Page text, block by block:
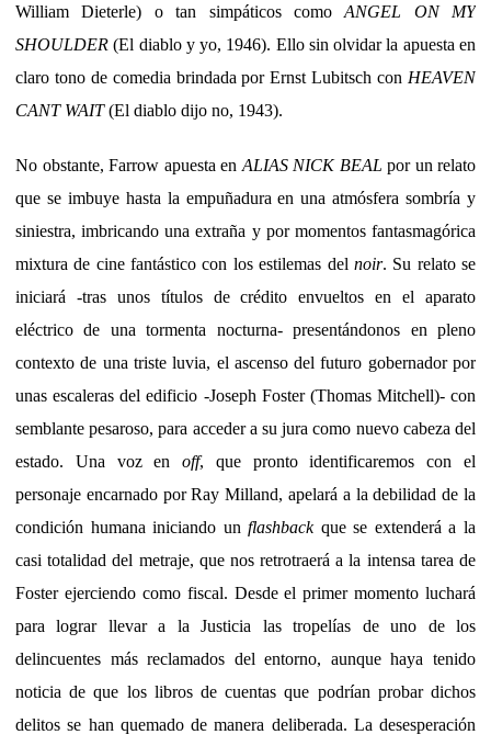
William Dieterle) o tan simpáticos comoANGEL ON MY
SHOULDER (El diablo y yo, 1946). Ello sin olvidar la apuesta en
claro tono de comedia brindada por Ernst Lubitsch con HEAVEN
CANT WAIT(El diablo dijo no, 1943).
No obstante, Farrow apuesta en ALIAS NICK BEAL por un relato
que se imbuye hasta la empuñadura en una atmósfera sombría y
siniestra, imbricando una extraña y por momentos fantasmagórica
mixtura de cine fantástico con los estilemas del noir. Su relato se
iniciará -tras unos títulos de crédito envueltos en el aparato
eléctrico de una tormenta nocturna- presentándonos en pleno
contexto de una triste luvia, el ascenso del futuro gobernador por
unas escaleras del edificio -Joseph Foster (Thomas Mitchell)- con
semblante pesaroso, para acceder a su jura como nuevo cabeza del
estado. Una voz enoff, que pronto identificaremos con el
personaje encarnado por Ray Milland, apelará a la debilidad de la
condición humana iniciando unflashbackque se extenderá a la
casi totalidad del metraje, que nos retrotraerá a la intensa tarea de
Foster ejerciendo como fiscal. Desde el primer momento luchará
para lograr llevar a la Justicia las tropelías de uno de los
delincuentes más reclamados del entorno, aunque haya tenido
noticia de que los libros de cuentas que podrían probar dichos
delitos se han quemado de manera deliberada. La desesperación